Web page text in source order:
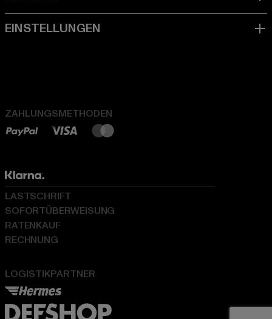
ZAHLUNGSMETHODEN
LOGISTIKPARTNER
LASTSCHRIFT
SOFORTÜBERWEISUNG
RATENKAUF
RECHNUNG